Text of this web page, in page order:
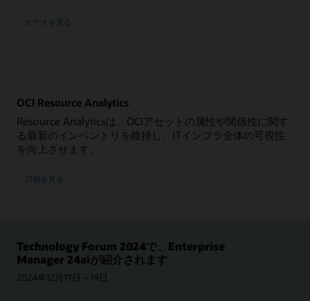
ビデオを見る
OCI Resource Analytics
Resource Analyticsは、OCIアセットの属性や関係性に関す
る最新のインベントリを維持し、ITインフラ全体の可視性
を向上させます。
詳細を見る
Technology Forum 2024で、Enterprise
Manager 24aiが紹介されます
2024年12月17日～19日